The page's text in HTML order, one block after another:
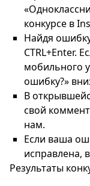
конкурсе в
Найдя
CTRL+Enter.
мобильного
ошибку?»
В
свой
нам.
Если ваша
исправлена,
Результаты